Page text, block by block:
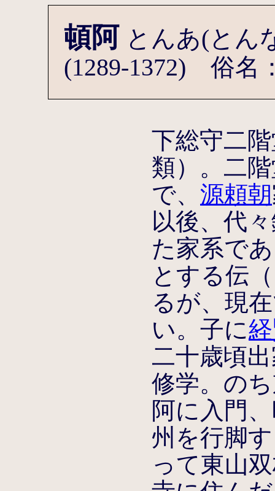
頓阿 とんあ(と
(1289-1372) 俗名
下総守二
類）。二
で、源頼朝
以後、代
た家系で
とする伝
るが、現
い。子に
二十歳頃
修学。の
阿に入門
州を行脚
って東山